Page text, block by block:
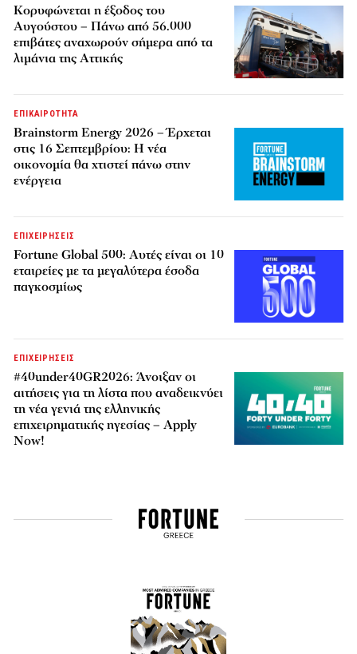
Κορυφώνεται η έξοδος του
Αυγούστου – Πάνω από 56.000
επιβάτες αναχωρούν σήμερα από τα
λιμάνια της Αττικής
ΕΠΙΚΑΙΡΟΤΗΤΑ
Brainstorm Energy 2026 – Έρχεται
στις 16 Σεπτεμβρίου: Η νέα
οικονομία θα χτιστεί πάνω στην
ενέργεια
ΕΠΙΧΕΙΡΗΣΕΙΣ
Fortune Global 500: Αυτές είναι οι 10
εταιρείες με τα μεγαλύτερα έσοδα
παγκοσμίως
ΕΠΙΧΕΙΡΗΣΕΙΣ
#40under40GR2026: Άνοιξαν οι
αιτήσεις για τη λίστα που αναδεικνύει
τη νέα γενιά της ελληνικής
επιχειρηματικής ηγεσίας – Apply
Now!